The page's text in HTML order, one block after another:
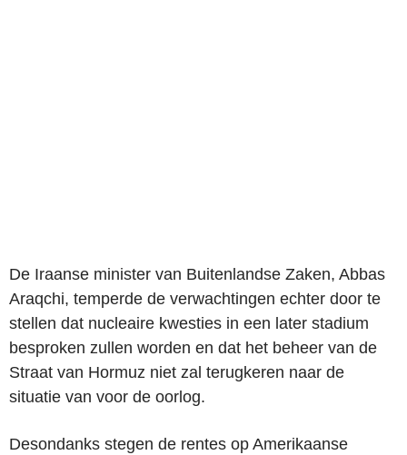
De Iraanse minister van Buitenlandse Zaken, Abbas
Araqchi, temperde de verwachtingen echter door te
stellen dat nucleaire kwesties in een later stadium
besproken zullen worden en dat het beheer van de
Straat van Hormuz niet zal terugkeren naar de
situatie van voor de oorlog.
Desondanks stegen de rentes op Amerikaanse